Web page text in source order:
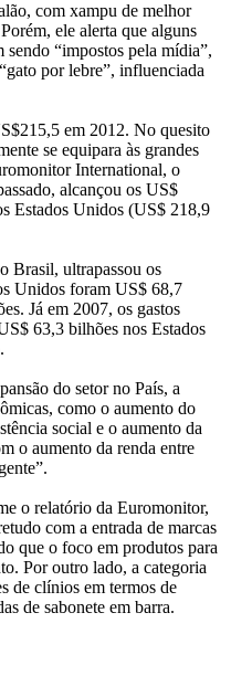
com xampu de melhor
ele alerta que alguns
sendo “impostos pela mídia”,
por lebre”, influenciada
em 2012. No quesito
se equipara às grandes
International, o
alcançou os US$
Estados Unidos (US$ 218,9
Brasil, ultrapassou os
Unidos foram US$ 68,7
Já em 2007, os gastos
63,3 bilhões nos Estados
do setor no País, a
como o aumento do
social e o aumento da
o aumento da renda entre
o relatório da Euromonitor,
com a entrada de marcas
que o foco em produtos para
Por outro lado, a categoria
de clínios em termos de
de sabonete em barra.